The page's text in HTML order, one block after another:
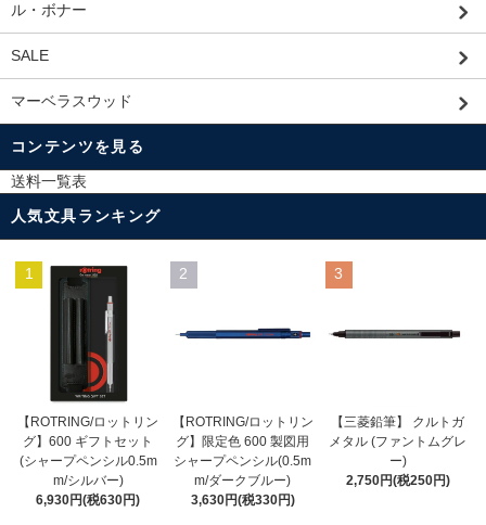
ル・ボナー
SALE
マーベラスウッド
コンテンツを見る
送料一覧表
人気文具ランキング
1
【ROTRING/ロットリン
グ】600 ギフトセット
(シャープペンシル0.5m
m/シルバー)
6,930円(税630円)
2
【ROTRING/ロットリン
グ】限定色 600 製図用
シャープペンシル(0.5m
m/ダークブルー)
3,630円(税330円)
3
【三菱鉛筆】 クルトガ
メタル (ファントムグレ
ー)
2,750円(税250円)